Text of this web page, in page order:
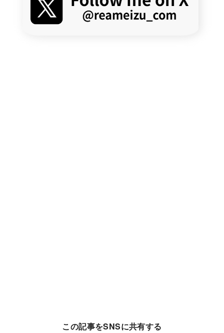
この記事をSNSに共有する